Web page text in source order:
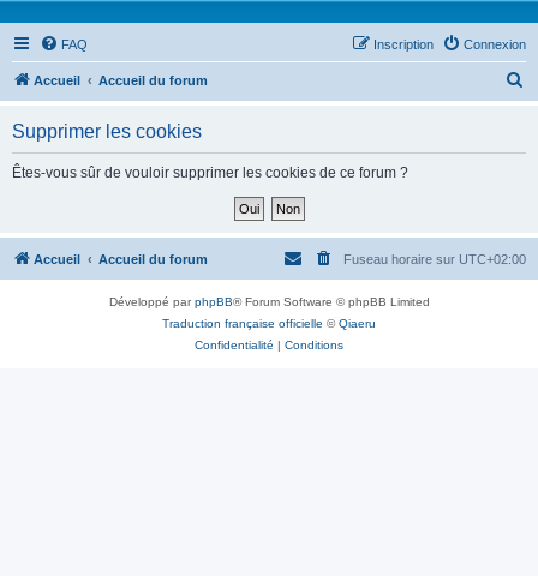
FAQ Connexion
Inscription
Accueil Accueil du forum
h
Supprimer les cookies
Êtes-vous sûr de vouloir supprimer les cookies de ce forum ?
Accueil Accueil du forum Fuseau horaire sur UTC+02:00
Développé parphpBB® Forum Software © phpBB Limited
Traduction française officielle ©Qiaeru
Confidentialité | Conditions